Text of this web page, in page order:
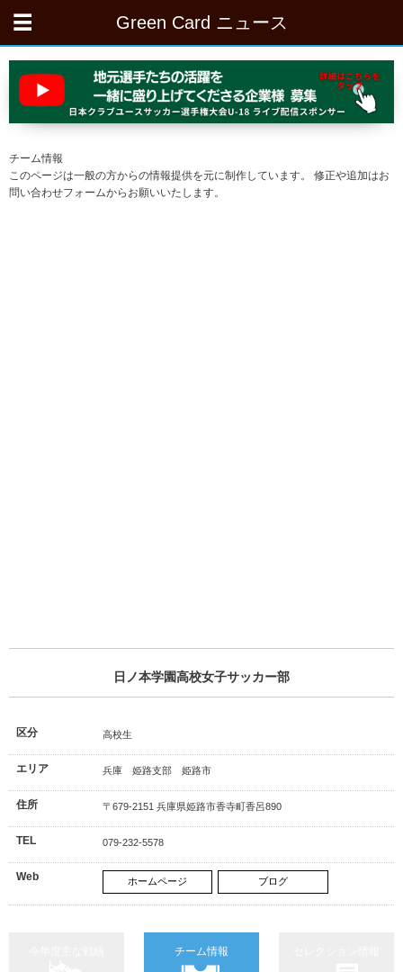
Green Card ニュース
チーム情報
このページは一般の方からの情報提供を元に制作しています。 修正や追加はお
問い合わせフォームからお願いいたします。
日ノ本学園高校女子サッカー部
区分 高校生
エリア 兵庫 姫路支部 姫路市
住所 〒679-2151 兵庫県姫路市香寺町香呂890
TEL 079-232-5578
Web ホームページ ブログ
チーム情報